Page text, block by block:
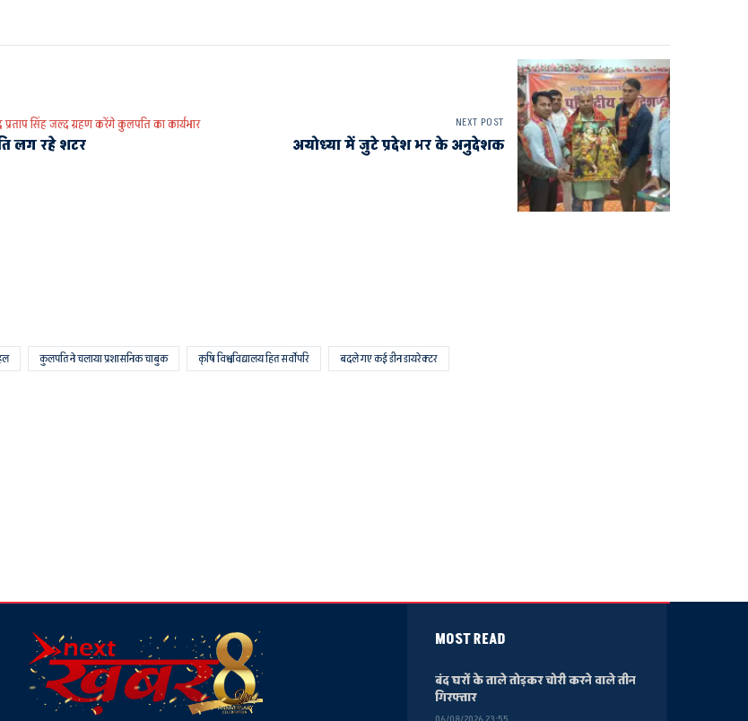
प्रताप सिंह जल्द ग्रहण करेंगे कुलपति का कार्यभार
कुलपति ने चलाया प्रशासनिक चाबुक कृषि विश्वविद्यालय हित सर्वाेपरि बदले गए कई डीन डायरेक्टर
लग रहे शटर
NEXT POST
अयोध्या में जुटे प्रदेश भर के अनुदेशक
MOST READ
बंद घरों के ताले तोड़कर चोरी करने वाले तीन
गिरफ्तार